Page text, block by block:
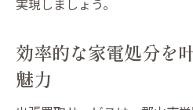
処分したい家電を効
手間を省くための出
効率的な家電処分を
魅力